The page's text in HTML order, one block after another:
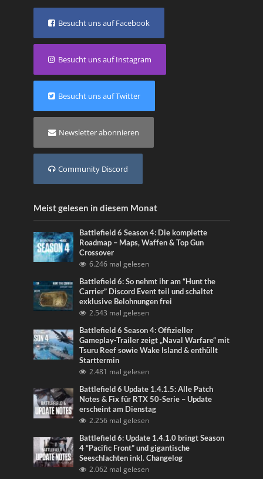
Besucht uns auf Facebook
Besucht uns auf Instagram
Besucht uns auf Twitter
Newsletter abonnieren
Community Discord
Meist gelesen in diesem Monat
Battlefield 6 Season 4: Die komplette
Roadmap – Maps, Waffen & Top Gun
Crossover
6.246 mal gelesen
Battlefield 6: So nehmt ihr am “Hunt the
Carrier” Discord Event teil und schaltet
exklusive Belohnungen frei
2.543 mal gelesen
Battlefield 6 Season 4: Offizieller
Gameplay-Trailer zeigt „Naval Warfare“ mit
Tsuru Reef sowie Wake Island & enthüllt
Starttermin
2.481 mal gelesen
Battlefield 6 Update 1.4.1.5: Alle Patch
Notes & Fix für RTX 50-Serie – Update
erscheint am Dienstag
2.256 mal gelesen
Battlefield 6: Update 1.4.1.0 bringt Season
4 “Pacific Front” und gigantische
Seeschlachten inkl. Changelog
2.062 mal gelesen